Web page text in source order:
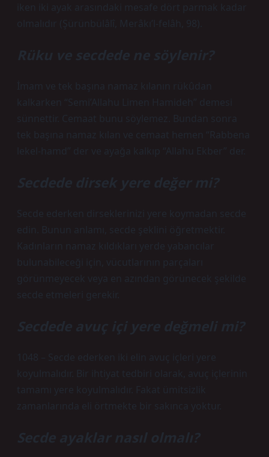
iken iki ayak arasındaki mesafe dört parmak kadar
olmalıdır (Şürünbülâlî, Merâkı’l-felâh, 98).
Rüku ve secdede ne söylenir?
İmam ve tek başına namaz kılanın rükûdan
kalkarken “Semi’Allahu Limen Hamideh” demesi
sünnettir. Cemaat bunu söylemez. Bundan sonra
tek başına namaz kılan ve cemaat hemen “Rabbena
lekel-hamd” der ve ayağa kalkıp “Allahu Ekber” der.
Secdede dirsek yere değer mi?
Secde ederken dirseklerinizi yere koymadan secde
edin. Bunun anlamı, secde şeklini öğretmektir.
Kadınların namaz kıldıkları yerde yabancılar
bulunabileceği için, vücutlarının parçaları
görünmeyecek veya en azından görünecek şekilde
secde etmeleri gerekir.
Secdede avuç içi yere değmeli mi?
1048 – Secde ederken iki elin avuç içleri yere
koyulmalıdır. Bir ihtiyat tedbiri olarak, avuç içlerinin
tamamı yere koyulmalıdır. Fakat ümitsizlik
zamanlarında eli örtmekte bir sakınca yoktur.
Secde ayaklar nasıl olmalı?